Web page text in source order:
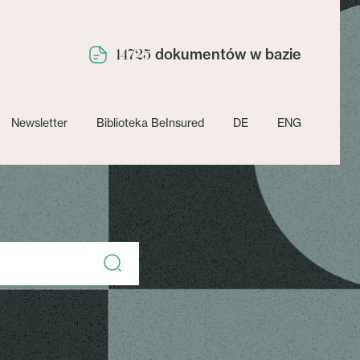
14725 dokumentów w bazie
Newsletter Biblioteka BeInsured DE ENG